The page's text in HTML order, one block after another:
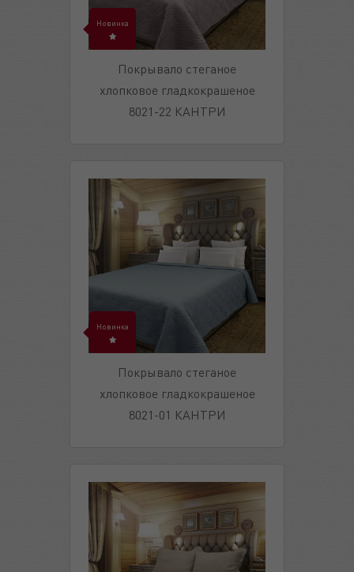
Новинка
Покрывало стеганое
хлопковое гладкокрашеное
8021-22 КАНТРИ
Новинка
Покрывало стеганое
хлопковое гладкокрашеное
8021-01 КАНТРИ